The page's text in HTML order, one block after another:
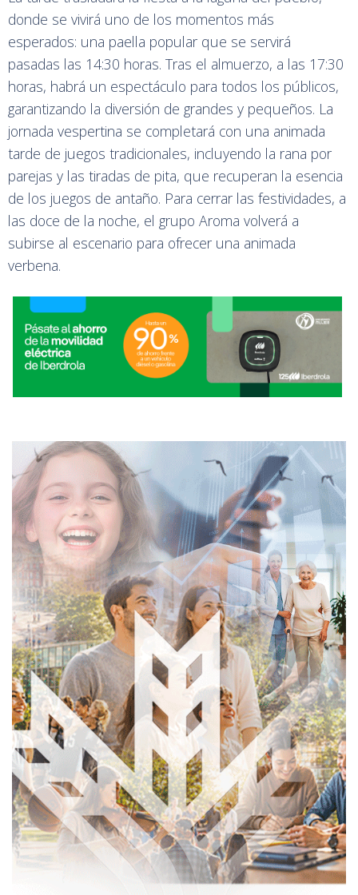
donde se vivirá uno de los momentos más
esperados: una paella popular que se servirá
pasadas las 14:30 horas. Tras el almuerzo, a las 17:30
horas, habrá un espectáculo para todos los públicos,
garantizando la diversión de grandes y pequeños. La
jornada vespertina se completará con una animada
tarde de juegos tradicionales, incluyendo la rana por
parejas y las tiradas de pita, que recuperan la esencia
de los juegos de antaño. Para cerrar las festividades, a
las doce de la noche, el grupo Aroma volverá a
subirse al escenario para ofrecer una animada
verbena.